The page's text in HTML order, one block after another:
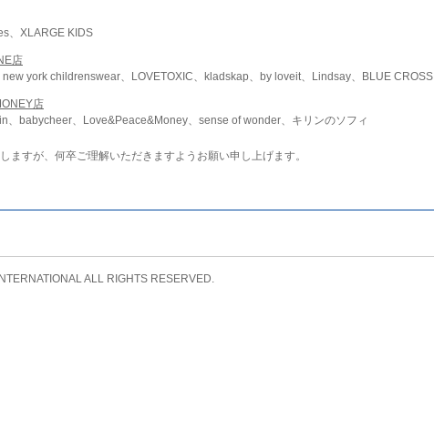
、XLARGE KIDS
店
york childrenswear、LOVETOXIC、kladskap、by loveit、Lindsay、BLUE CROSS
店
、babycheer、Love&Peace&Money、sense of wonder、キリンのソフィ
ますが、何卒ご理解いただきますようお願い申し上げます。